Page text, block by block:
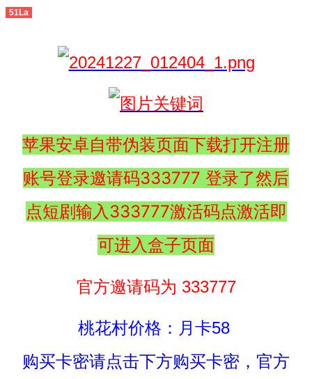
51La
苹果安卓自带伪装页面下载打开注册
账号登录邀请码333777 登录了然后
点短剧输入333777激活码点激活即
可进入盒子页面
官方邀请码为 333777
桃花村价格：月卡58
购买卡密请点击下方购买卡密，官方